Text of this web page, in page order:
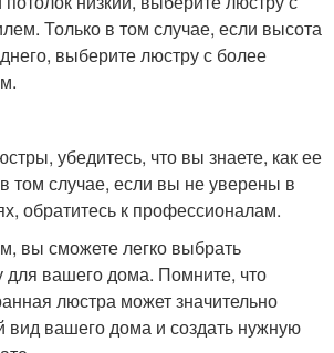
Только в том случае, если высота
выберите люстру с более
убедитесь, что вы знаете, как ее
том случае, если вы не уверены в
обратитесь к профессионалам.
вы сможете легко выбрать
для вашего дома. Помните, что
люстра может значительно
вид вашего дома и создать нужную